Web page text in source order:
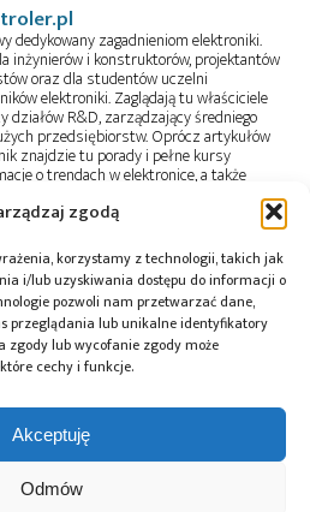
zgodą
korzystamy z technologii, takich jak
i/lub uzyskiwania dostępu do informacji o
pozwoli nam przetwarzać dane,
przeglądania lub unikalne identyfikatory
zgody lub wycofanie zgody może
cechy i funkcje.
Akceptuję
Odmów
dedykowany zagadnieniom elektroniki.
inżynierów i konstruktorów, projektantów
oraz dla studentów uczelni
elektroniki. Zaglądają tu właściciele
R&D, zarządzający średniego
przedsiębiorstw. Oprócz artykułów
znajdzie tu porady i pełne kursy
o trendach w elektronice, a także
wywiady, przejrzy aktualności z branży w
zadeklaruje swój udział w wydarzeniach,
Mikrokontroler.pl pełni również rolę
targowych, konkursów, hackathonów
do współpracy!
kwantowe,
konsorcjum badawcze
Akademia Techniczna,
Uzbrojenia